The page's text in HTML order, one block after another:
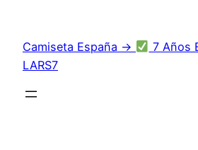
contenido
Camiseta España →
7 Años
LARS7